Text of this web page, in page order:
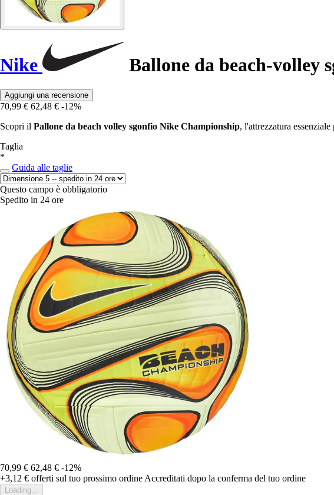
Nike Ballone da beach-volley
Aggiungi una recensione
70,99 € 62,48 € -12%
Scopri il Pallone da beach volley sgonfio Nike Championship, l'attrezzatura
Taglia
*
Guida alle taglie
Questo campo è obbligatorio
Spedito in 24 ore
70,99 € 62,48 € -12%
+3,12 € offerti sul tuo prossimo ordine Accreditati dopo la conferma del tuo ordine
Loading...